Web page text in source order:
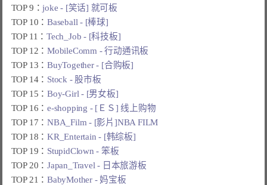
TOP 9：joke - [笑话] 就可板
TOP 10：Baseball - [棒球]
TOP 11：Tech_Job - [科技板]
TOP 12：MobileComm - 行动通讯板
TOP 13：BuyTogether - [合购板]
TOP 14： Stock - 股市板
TOP 15：Boy-Girl - [男女板]
TOP 16：e-shopping - [ＥＳ] 线上购物
TOP 17：NBA_Film - [影片]NBA FILM
TOP 18：KR_Entertain - [韩综板]
TOP 19： StupidClown - 笨板
TOP 20：Japan_Travel - 日本旅游板
TOP 21：BabyMother - 妈宝板